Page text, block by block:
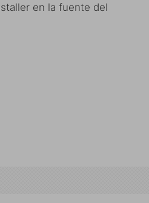
en la fuente del